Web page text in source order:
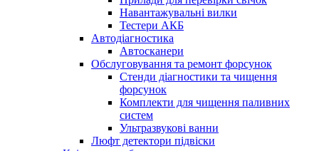
Навантажувальні вилки
Тестери АКБ
Автодіагностика
Автосканери
Обслуговування та ремонт форсунок
Стенди діагностики та чищення
форсунок
Комплекти для чищення паливних
систем
Ультразвукові ванни
Люфт детектори підвіски